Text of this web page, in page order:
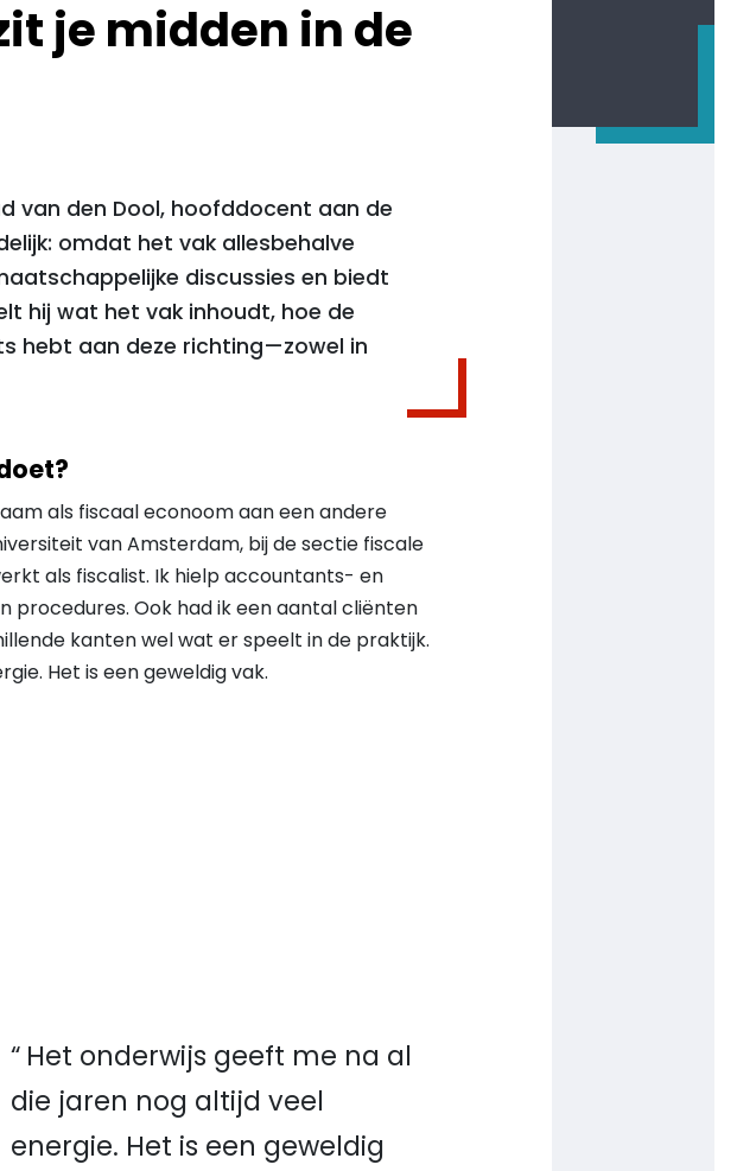
je midden in de
van den Dool, hoofddocent aan de
omdat het vak allesbehalve
discussies en biedt
hij wat het vak inhoudt, hoe de
hebt aan deze richting—zowel in
als fiscaal econoom aan een andere
van Amsterdam, bij de sectie fiscale
als fiscalist. Ik hielp accountants- en
Ook had ik een aantal cliënten
kanten wel wat er speelt in de praktijk.
Het is een geweldig vak.
Het onderwijs geeft me na al
die jaren nog altijd veel
energie. Het is een geweldig